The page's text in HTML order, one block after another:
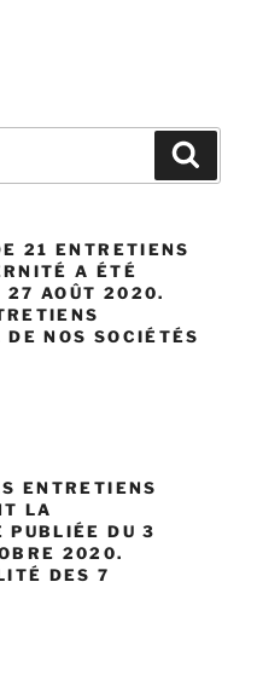
21 ENTRETIENS
A ÉTÉ
27 AOÛT 2020.
NOS SOCIÉTÉS
ENTRETIENS
LA
PUBLIÉE DU 3
2020.
DES 7